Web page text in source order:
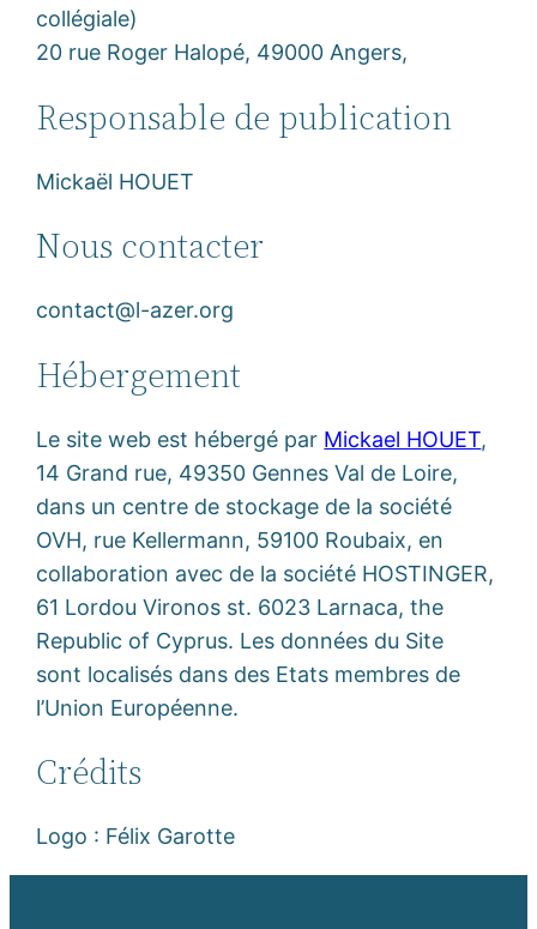
collégiale)
20 rue Roger Halopé, 49000 Angers,
Responsable de publication
Mickaël HOUET
Nous contacter
contact@l-azer.org
Hébergement
Le site web est hébergé par Mickael HOUET,
14 Grand rue, 49350 Gennes Val de Loire,
dans un centre de stockage de la société
OVH, rue Kellermann, 59100 Roubaix, en
collaboration avec de la société HOSTINGER,
61 Lordou Vironos st. 6023 Larnaca, the
Republic of Cyprus. Les données du Site
sont localisés dans des Etats membres de
l’Union Européenne.
Crédits
Logo : Félix Garotte